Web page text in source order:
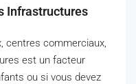
Infrastructures
centres commerciaux,
est un facteur
ou si vous devez